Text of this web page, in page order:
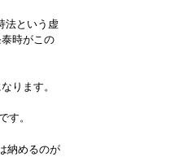
法という虚
時がこの
ります。
す。
納めるのが